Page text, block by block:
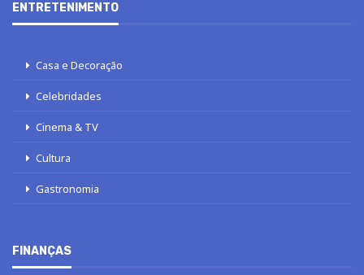
ENTRETENIMENTO
Casa e Decoração
Celebridades
Cinema & TV
Cultura
Gastronomia
FINANÇAS